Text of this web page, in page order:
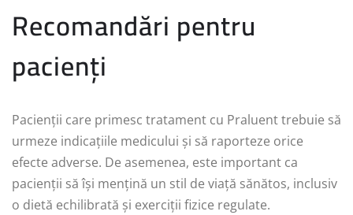
Recomandări pentru
pacienți
Pacienții care primesc tratament cu Praluent trebuie să
urmeze indicațiile medicului și să raporteze orice
efecte adverse. De asemenea, este important ca
pacienții să își mențină un stil de viață sănătos, inclusiv
o dietă echilibrată și exerciții fizice regulate.